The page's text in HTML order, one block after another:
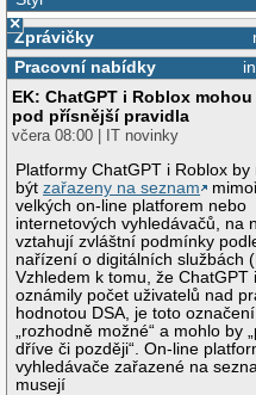
×
Zprávičky
Pracovní nabídky
EK: ChatGPT i Roblox
pod přísnější pravidla
včera 08:00 | IT novinky
Platformy ChatGPT i Roblox by
býtzařazeny na seznam
velkých on-line platforem nebo
internetových vyhledávačů, na
vztahují zvláštní podmínky
nařízení o digitálních službách
Vzhledem k tomu, že ChatGPT
oznámily počet uživatelů nad
hodnotou DSA, je toto označení
„rozhodně možné“ a mohlo by
dříve či později“. On-line
vyhledávače zařazené na
musejí